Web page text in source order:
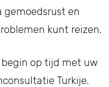
gemoedsrust en
kunt reizen.
begin op tijd met uw
Turkije.